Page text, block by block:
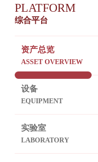
PLATFORM
综合平台
资产总览
ASSET OVERVIEW
设备
EQUIPMENT
实验室
LABORATORY